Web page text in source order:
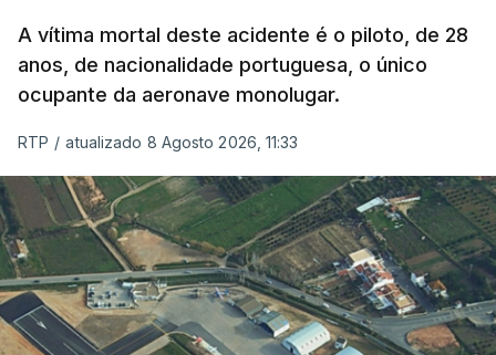
A vítima mortal deste acidente é o piloto, de 28
anos, de nacionalidade portuguesa, o único
ocupante da aeronave monolugar.
RTP / atualizado 8 Agosto 2026, 11:33